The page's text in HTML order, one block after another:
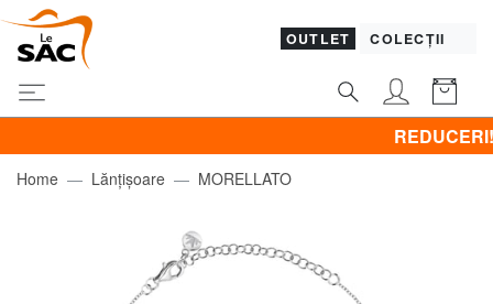
OUTLET COLECȚII
REDUCERI!
Home Lănțișoare MORELLATO